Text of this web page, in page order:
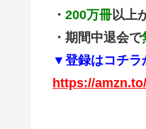
・ 200万冊以上
・期間中退会で
▼登録はコチラ
https://